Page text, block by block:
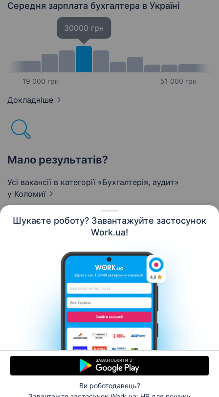
Шукаєте роботу? Завантажуйте застосунок
Work.ua!
Ви роботодавець?
Середня зарплата бухгалтера в Україні
19 000 грн
30000 грн
51 000 грн
Докладніше
Мало результатів?
Усі вакансії в категорії «Бухгалтерія, аудит»
у Коломиї
Контакти Про нас
Кар’єра
Допомога Умови використання
© 2006–2026 Work.ua. Сервіс пошуку роботи №1 в